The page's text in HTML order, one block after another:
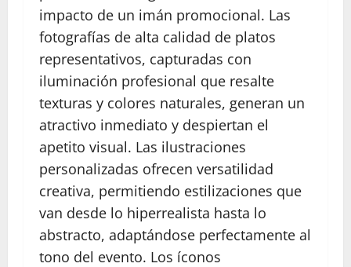
impacto de un imán promocional. Las
fotografías de alta calidad de platos
representativos, capturadas con
iluminación profesional que resalte
texturas y colores naturales, generan un
atractivo inmediato y despiertan el
apetito visual. Las ilustraciones
personalizadas ofrecen versatilidad
creativa, permitiendo estilizaciones que
van desde lo hiperrealista hasta lo
abstracto, adaptándose perfectamente al
tono del evento. Los íconos